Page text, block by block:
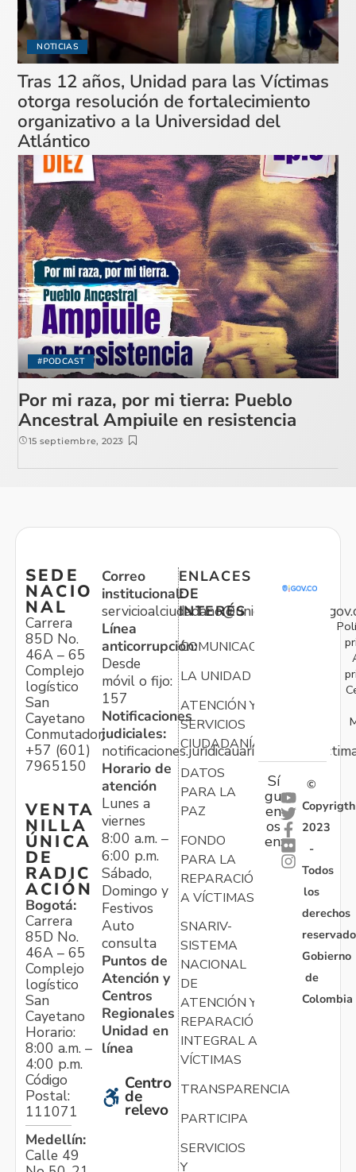
NOTICIAS
Tras 12 años, Unidad para las Víctimas
otorga resolución de fortalecimiento
organizativo a la Universidad del
Atlántico
#PODCAST
Por mi raza, por mi tierra: Pueblo
Ancestral Ampiuile en resistencia
15 septiembre, 2023
SEDE
NACIO
NAL
Carrera
85D No.
46A – 65
Complejo
logístico
San
Cayetano
Conmutador:
+57 (601)
7965150
VENTA
NILLA
ÚNICA
DE
RADIC
ACIÓN
Bogotá:
Carrera
85D No.
46A – 65
Complejo
logístico
San
Cayetano
Horario:
8:00 a.m. –
4:00 p.m.
Código
Postal:
111071
Medellín:
Calle 49
Correo
institucional:
Línea
anticorrupción:
Desde
móvil o fijo:
157
Notificaciones
judiciales:
Horario de
atención
Lunes a
viernes
8:00 a.m. –
6:00 p.m.
Sábado,
Domingo y
Festivos
Auto
consulta
Puntos de
Atención y
Centros
Regionales
Unidad en
línea
Centro
de
relevo
ENLACES
DE
INTERÉS
COMUNICACIONES
LA UNIDAD
ATENCIÓN Y
SERVICIOS
CIUDADANÍA
DATOS
PARA LA
PAZ
FONDO
PARA LA
REPARACIÓN
A VÍCTIMAS
SNARIV-
SISTEMA
NACIONAL
DE
ATENCIÓN Y
REPARACIÓN
INTEGRAL A
VÍCTIMAS
TRANSPARENCIA
PARTICIPA
SERVICIOS
Y
Sí
gu
en
os
en:
©
Copyrigth
2023
-
Todos
los
derechos
Gobierno
de
Colombia